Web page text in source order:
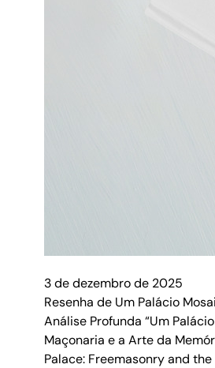
3 de dezembro de 2025
Resenha de Um Palácio
Análise Profunda “Um
Maçonaria e a Arte da
Palace: Freemasonry and